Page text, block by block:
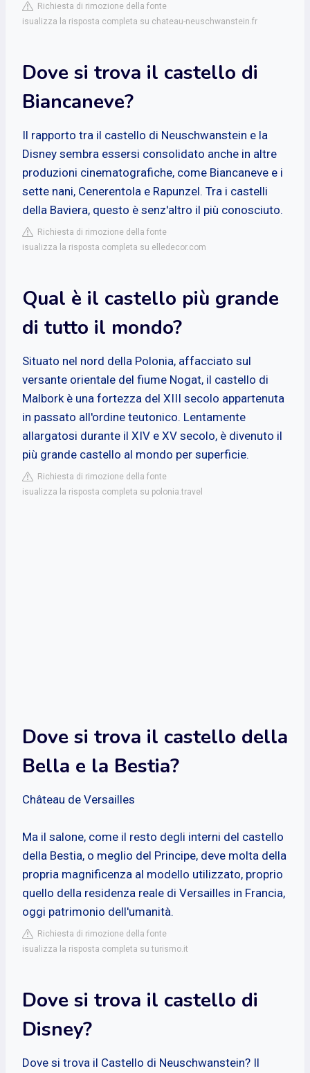
Richiesta di rimozione della fonte
isualizza la risposta completa su chateau-neuschwanstein.fr
Dove si trova il castello di
Biancaneve?
Il rapporto tra il castello di Neuschwanstein e la
Disney sembra essersi consolidato anche in altre
produzioni cinematografiche, come Biancaneve e i
sette nani, Cenerentola e Rapunzel. Tra i castelli
della Baviera, questo è senz'altro il più conosciuto.
Richiesta di rimozione della fonte
isualizza la risposta completa su elledecor.com
Qual è il castello più grande
di tutto il mondo?
Situato nel nord della Polonia, affacciato sul
versante orientale del fiume Nogat, il castello di
Malbork è una fortezza del XIII secolo appartenuta
in passato all'ordine teutonico. Lentamente
allargatosi durante il XIV e XV secolo, è divenuto il
più grande castello al mondo per superficie.
Richiesta di rimozione della fonte
isualizza la risposta completa su polonia.travel
Dove si trova il castello della
Bella e la Bestia?
Château de Versailles
Ma il salone, come il resto degli interni del castello
della Bestia, o meglio del Principe, deve molta della
propria magnificenza al modello utilizzato, proprio
quello della residenza reale di Versailles in Francia,
oggi patrimonio dell'umanità.
Richiesta di rimozione della fonte
isualizza la risposta completa su turismo.it
Dove si trova il castello di
Disney?
Dove si trova il Castello di Neuschwanstein? Il